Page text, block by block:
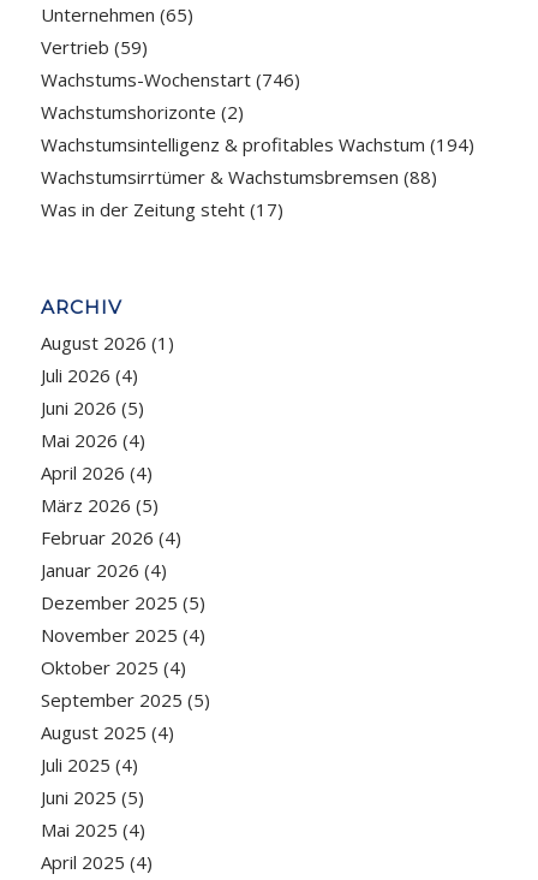
Unternehmen (65)
Vertrieb (59)
Wachstums-Wochenstart(746)
Wachstumshorizonte (2)
Wachstumsintelligenz & profitables Wachstum (194)
Wachstumsirrtümer & Wachstumsbremsen (88)
Was in der Zeitung steht(17)
ARCHIV
August 2026 (1)
Juli 2026 (4)
Juni 2026 (5)
Mai 2026 (4)
April 2026 (4)
März 2026 (5)
Februar 2026 (4)
Januar 2026 (4)
Dezember 2025 (5)
November 2025 (4)
Oktober 2025 (4)
September 2025 (5)
August 2025 (4)
Juli 2025 (4)
Juni 2025 (5)
Mai 2025 (4)
April 2025 (4)